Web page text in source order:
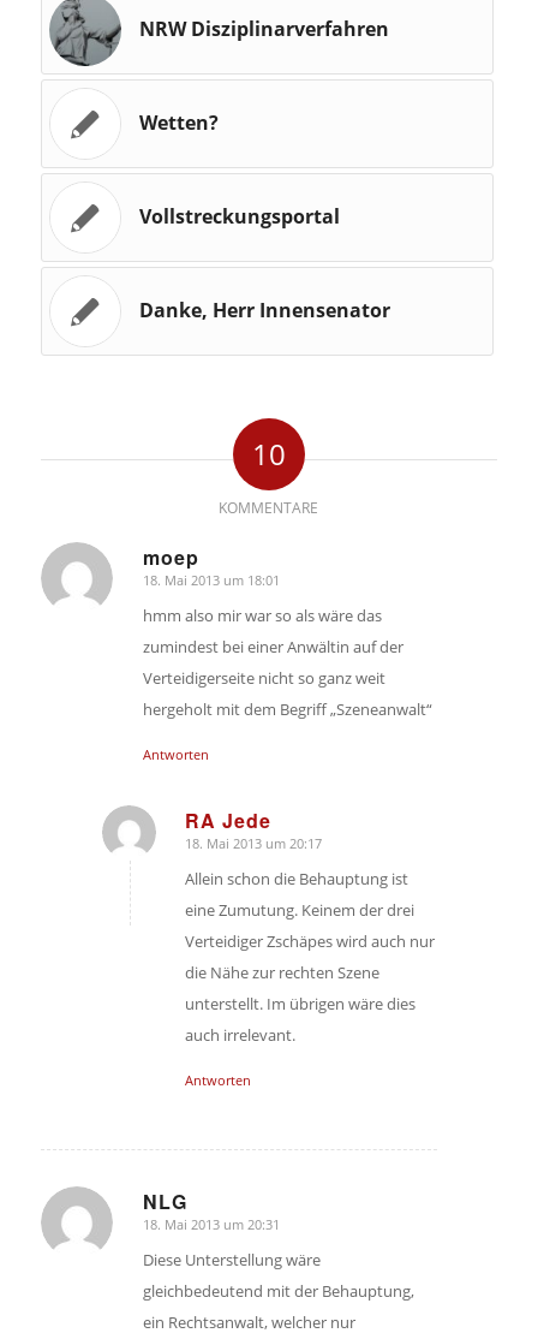
NRW Disziplinarverfahren
Wetten?
Vollstreckungsportal
Danke, Herr Innensenator
10
KOMMENTARE
moep
sagte:
18. Mai 2013 um 18:01
hmm also mir war so als wäre das
zumindest bei einer Anwältin auf der
Verteidigerseite nicht so ganz weit
hergeholt mit dem Begriff „Szeneanwalt“
Antworten
RA Jede
sagte:
18. Mai 2013 um 20:17
Allein schon die Behauptung ist
eine Zumutung. Keinem der drei
Verteidiger Zschäpes wird auch nur
die Nähe zur rechten Szene
unterstellt. Im übrigen wäre dies
auch irrelevant.
Antworten
NLG
sagte:
18. Mai 2013 um 20:31
Diese Unterstellung wäre
gleichbedeutend mit der Behauptung,
ein Rechtsanwalt, welcher nur